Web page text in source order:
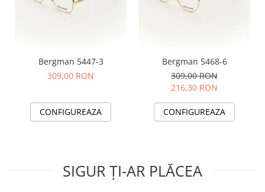
Bergman 5447-3
309,00 RON
CONFIGUREAZA
Bergman 5468-6
309,00 RON
216,30 RON
CONFIGUREAZA
SIGUR ȚI-AR PLĂCEA